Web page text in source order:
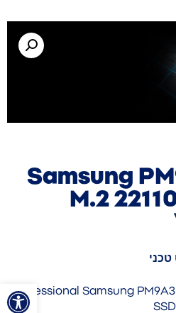
פתח
Samsung
M.2
Professional Samsung